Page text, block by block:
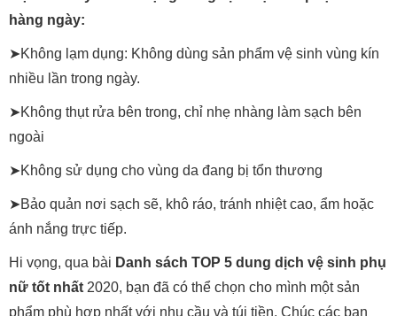
hàng ngày:
➤Không lạm dụng: Không dùng sản phẩm vệ sinh vùng kín
nhiều lần trong ngày.
➤Không thụt rửa bên trong, chỉ nhẹ nhàng làm sạch bên
ngoài
➤Không sử dụng cho vùng da đang bị tổn thương
➤Bảo quản nơi sạch sẽ, khô ráo, tránh nhiệt cao, ẩm hoặc
ánh nắng trực tiếp.
Hi vọng, qua bài Danh sách TOP 5 dung dịch vệ sinh phụ
nữ tốt nhất 2020, bạn đã có thể chọn cho mình một sản
phẩm phù hợp nhất với nhu cầu và túi tiền. Chúc các bạn